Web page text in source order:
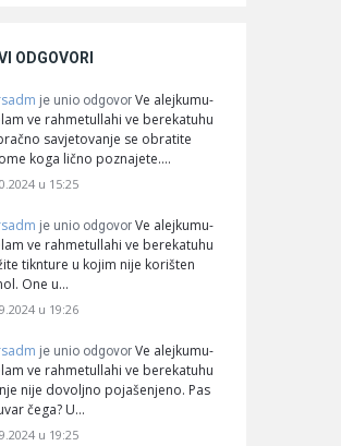
ODGOVORI
je unio odgovor Ve alejkumu-
ve rahmetullahi ve berekatuhu
savjetovanje se obratite
koga lično poznajete.…
u 15:25
je unio odgovor Ve alejkumu-
ve rahmetullahi ve berekatuhu
tiknture u kojim nije korišten
One u…
u 19:26
je unio odgovor Ve alejkumu-
ve rahmetullahi ve berekatuhu
nije dovoljno pojašenjeno. Pas
čega? U…
u 19:25